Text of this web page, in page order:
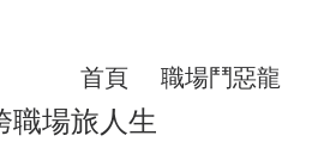
職場旅人生
首頁 職場鬥惡龍